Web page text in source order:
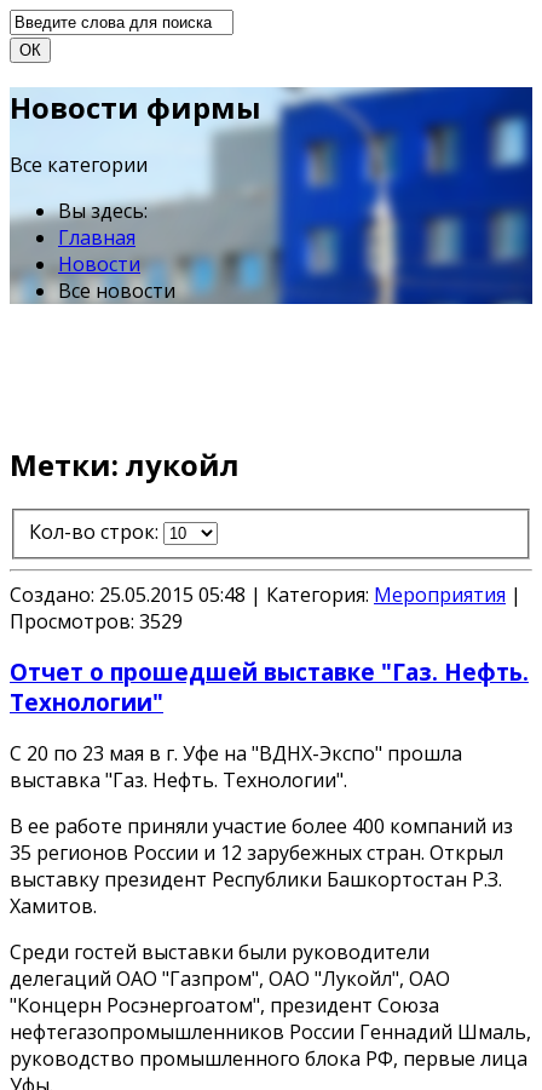
ОК
Новости фирмы
Все категории
Вы здесь:
Главная
Новости
Все новости
Метки: лукойл
Кол-во строк:
Создано: 25.05.2015 05:48 | Категория: Мероприятия |
Просмотров: 3529
Отчет о прошедшей выставке "Газ. Нефть.
Технологии"
С 20 по 23 мая в г. Уфе на "ВДНХ-Экспо" прошла
выставка "Газ. Нефть. Технологии".
В ее работе приняли участие более 400 компаний из
35 регионов России и 12 зарубежных стран. Открыл
выставку президент Республики Башкортостан Р.З.
Хамитов.
Среди гостей выставки были руководители
делегаций ОАО "Газпром", ОАО "Лукойл", ОАО
"Концерн Росэнергоатом", президент Союза
нефтегазопромышленников России Геннадий Шмаль,
руководство промышленного блока РФ, первые лица